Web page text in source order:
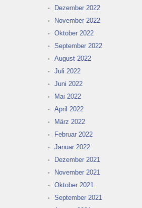
Dezember 2022
November 2022
Oktober 2022
September 2022
August 2022
Juli 2022
Juni 2022
Mai 2022
April 2022
März 2022
Februar 2022
Januar 2022
Dezember 2021
November 2021
Oktober 2021
September 2021